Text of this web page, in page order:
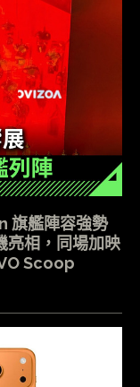
旗艦陣容強勢
亮相，同場加映
Scoop